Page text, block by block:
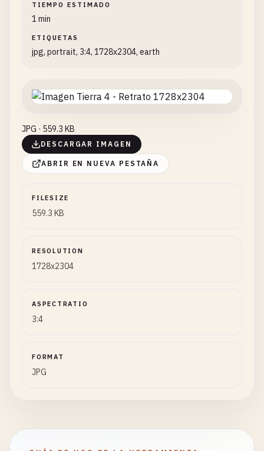
TIEMPO ESTIMADO
1 min
ETIQUETAS
jpg, portrait, 3:4, 1728x2304, earth
JPG · 559.3 KB
DESCARGAR IMAGEN
ABRIR EN NUEVA PESTAÑA
FILESIZE
559.3 KB
RESOLUTION
1728x2304
ASPECTRATIO
3:4
FORMAT
JPG